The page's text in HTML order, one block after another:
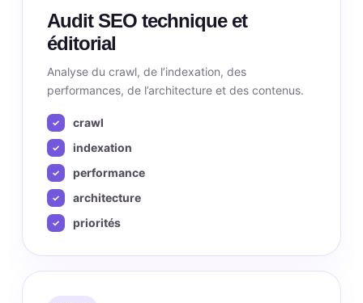
Audit SEO technique et
éditorial
Analyse du crawl, de l’indexation, des
performances, de l’architecture et des contenus.
crawl
indexation
performance
architecture
priorités